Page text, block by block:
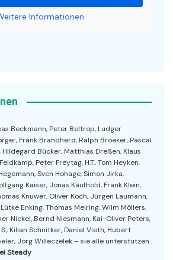
Informationen
Beckmann, Peter Beltrop, Ludger
Frank Brandherd, Ralph Broeker, Pascal
Hildegard Bücker, Matthias Dreßen, Klaus
Peter Freytag, H.T., Tom Heyken,
Sven Hohage, Simon Jirka,
Kaiser, Jonas Kaufhold, Frank Klein,
Knüwer, Oliver Koch, Jürgen Laumann,
Enking, Thomas Meiring, Wilm Möllers,
Nickel, Bernd Niesmann, Kai-Oliver Peters,
Kilian Schnitker, Daniel Vieth, Hubert
Jörg Willeczelek – sie alle unterstützen
Steady